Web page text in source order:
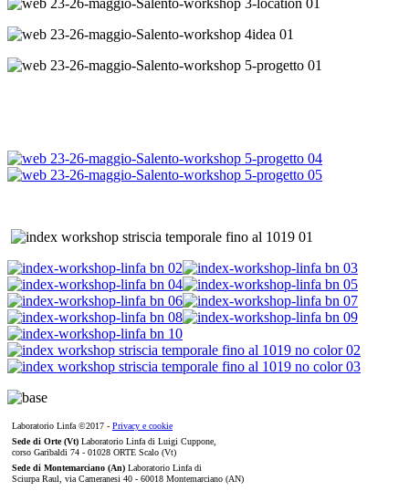
Laboratorio Linfa ©2017 - Privacy e cookie
Sede di Orte (Vt) Laboratorio Linfa di Luigi Cuppone,
corso Garibaldi 74 - 01028 ORTE Scalo (Vt)
Sede di Montemarciano (An) Laboratorio Linfa di
Sciurpa Raul, via Cameranesi 40 - 60018 Montemarciano (AN)